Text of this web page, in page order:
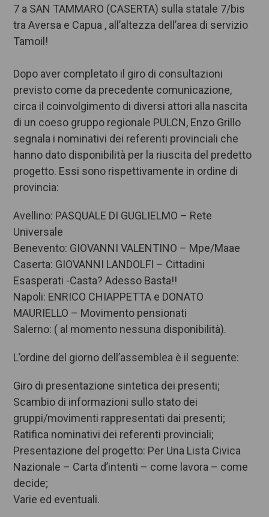
7 a SAN TAMMARO (CASERTA) sulla statale 7/bis
tra Aversa e Capua , all’altezza dell’area di servizio
Tamoil!
Dopo aver completato il giro di consultazioni
previsto come da precedente comunicazione,
circa il coinvolgimento di diversi attori alla nascita
di un coeso gruppo regionale PULCN, Enzo Grillo
segnala i nominativi dei referenti provinciali che
hanno dato disponibilità per la riuscita del predetto
progetto. Essi sono rispettivamente in ordine di
provincia:
Avellino: PASQUALE DI GUGLIELMO – Rete
Universale
Benevento: GIOVANNI VALENTINO – Mpe/Maae
Caserta: GIOVANNI LANDOLFI – Cittadini
Esasperati -Casta? Adesso Basta!!
Napoli: ENRICO CHIAPPETTA e DONATO
MAURIELLO – Movimento pensionati
Salerno: ( al momento nessuna disponibilità).
L’ordine del giorno dell’assemblea è il seguente:
Giro di presentazione sintetica dei presenti;
Scambio di informazioni sullo stato dei
gruppi/movimenti rappresentati dai presenti;
Ratifica nominativi dei referenti provinciali;
Presentazione del progetto: Per Una Lista Civica
Nazionale – Carta d’intenti – come lavora – come
decide;
Varie ed eventuali.